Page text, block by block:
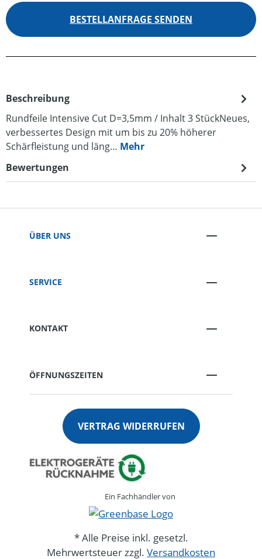
BESTELLANFRAGE SENDEN
Beschreibung
Rundfeile Intensive Cut D=3,5mm / Inhalt 3 StückNeues,
verbessertes Design mit um bis zu 20% höherer
Schärfleistung und läng… Mehr
Bewertungen
ÜBER UNS
SERVICE
KONTAKT
ÖFFNUNGSZEITEN
VERTRAG WIDERRUFEN
Ein Fachhändler von
* Alle Preise inkl. gesetzl.
Mehrwertsteuer zzgl. Versandkosten